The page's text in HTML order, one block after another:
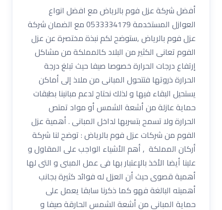
أفضل شركة عزل فوم بالرياض مع افضل انواع
العوازل المستخدمة 0533334179 مع الضمان شركة
عزل فوم بالرياض ,ستوضح لكم نبذة مختصرة عن عزل
الفوم تعانى الكثير من البلاد كالمملكة من مشاكل
إرتفاع درجات الحرارة خصوصا صيفا حيث تبلغ درجة
الحرارة ذروتها فتتحول المبانى من ملاذ إلى أماكن
يستحيل البقاء فيها و لذلك نحتاج لدعم مبانينا بطبقات
حماية عازلة من أشعة الشمس أو مواد تمتص
الحرارة ولا تسمح بتسربها لداخل المبانى . أهمية عزل
الفوم من شركات عزل فوم بالرياض : توضح لنا شركة
أركان المملكة , أهم الأشياء الواجب على المقاول و
علينا أيضا الأخذ بالإعتبار بها فى عمل المبنى و التى لها
أهمية قصوى حيث أن العزل له فوائد كثيرة بجانب
أهميته البالغة فهو كما ذكرنا سابقا يعمل على
حماية المبانى من أشعة الشمس الحارقة صيفا و